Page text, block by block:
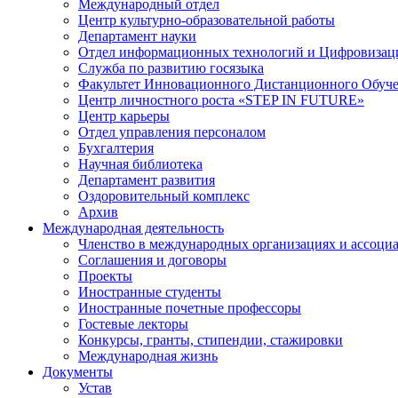
Международный отдел
Центр культурно-образовательной работы
Департамент науки
Отдел информационных технологий и
Служба по развитию госязыка
Факультет Инновационного Дистанционного
Центр личностного роста «STEP IN FUTURE»
Центр карьеры
Отдел управления персоналом
Бухгалтерия
Научная библиотека
Департамент развития
Оздоровительный комплекс
Архив
Международная деятельность
Членство в международных организациях и
Соглашения и договоры
Проекты
Иностранные студенты
Иностранные почетные профессоры
Гостевые лекторы
Конкурсы, гранты, стипендии, стажировки
Международная жизнь
Документы
Устав